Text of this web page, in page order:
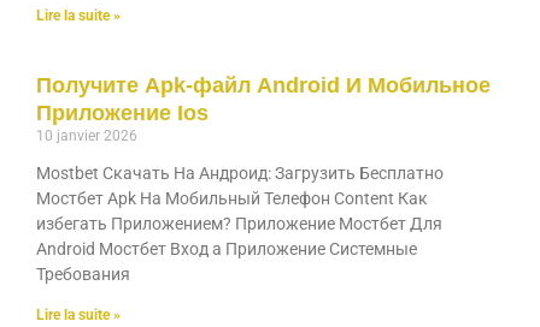
Lire la suite »
Получите Apk-файл Android И Мобильное
Приложение Ios
10 janvier 2026
Mostbet Скачать На Андроид: Загрузить Бесплатно
Мостбет Apk На Мобильный Телефон Content Как
избегать Приложением? Приложение Мостбет Для
Android Мостбет Вход а Приложение Системные
Требования
Lire la suite »